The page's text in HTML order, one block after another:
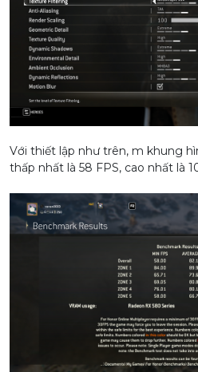
Với thiết lập như trên, m khung
thấp nhất là 58 FPS, cao nhất là